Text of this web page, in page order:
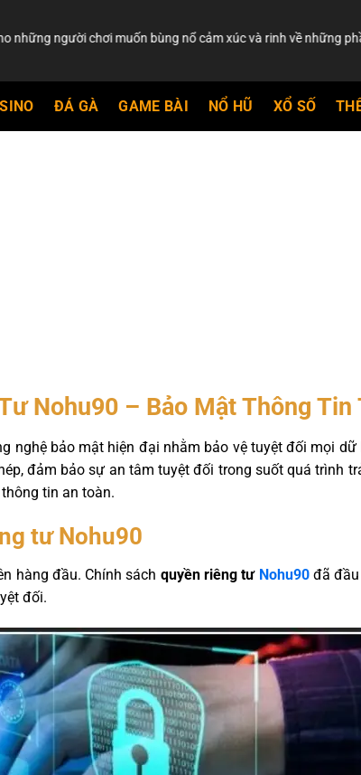
chơi muốn bùng nổ cảm xúc và rinh về những phần thưởng
ĐÁ GÀ GAME BÀI NỔ HŨ XỔ SỐ
Nohu90 – Bảo Mật Thông
nghệ bảo mật hiện đại nhằm bảo vệ tuyệt đối mọi
đảm bảo sự an tâm tuyệt đối trong suốt quá trình
tin an toàn.
tư Nohu90
hàng đầu. Chính sách quyền riêng tư Nohu90đã đầu
đối.